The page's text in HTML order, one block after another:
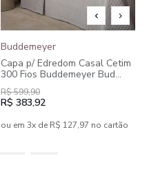
Buddemeyer
Capa p/ Edredom Casal Cetim
300 Fios Buddemeyer Bud
Vision New Colors II 100%
Algodão Penteado
R$ 599,90
R$ 383,92
ou em 3x de R$ 127,97 no cartão